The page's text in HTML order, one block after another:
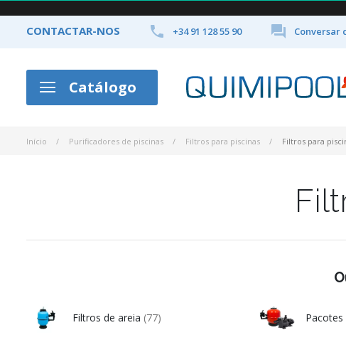
CONTACTAR-NOS  +34 91 128 55 90  Conversar
Catálogo
Início Purificadores de piscinas Filtros para piscinas Filtros para
Filtros de areia (77)